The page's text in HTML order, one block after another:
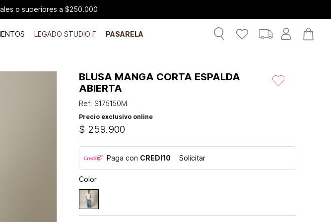
o superiores a $250.000
LEGADO STUDIO F PASARELA
BLUSA MANGA CORTA ESPALDA
ABIERTA
Ref:S175150M
Precio exclusivo online
$ 259.900
Paga con CREDI10 Solicitar
Color